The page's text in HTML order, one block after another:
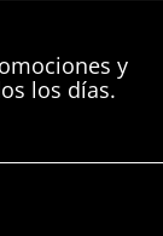
y
los días.